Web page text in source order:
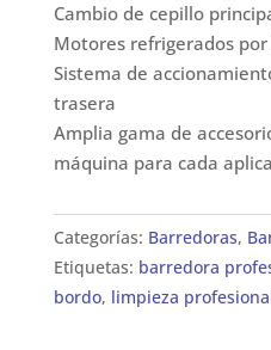
Cambio de cepillo
Motores refrigerados
Sistema de
trasera
Amplia gama de
máquina para cada
Categorías: Barredoras,
Etiquetas: barredora
bordo, limpieza